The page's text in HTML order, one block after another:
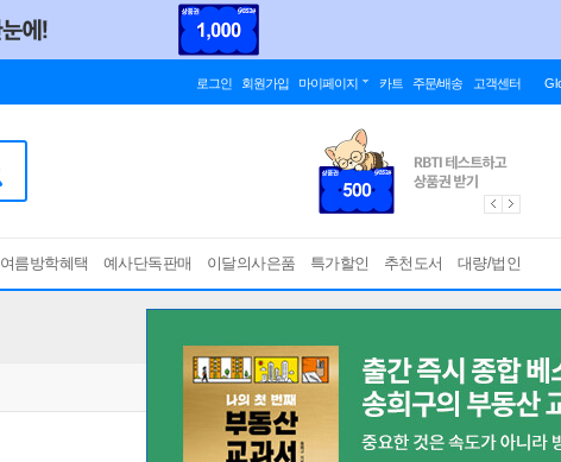
로그인 회원가입 마이페이지 카트 주문/배송 고객센터
여름방학혜택 예사단독판매 이달의사은품 특가할인 추천도서 대량/법인